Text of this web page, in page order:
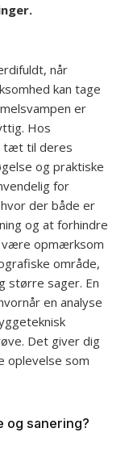
når
kan tage
er
Hos
tæt til deres
og praktiske
for
der både er
og at forhindre
være opmærksom
område,
større sager. En
en analyse
Det giver dig
oplevelse som
og sanering?